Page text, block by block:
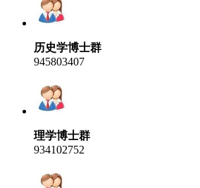
历史学博士群
945803407
理学博士群
934102752